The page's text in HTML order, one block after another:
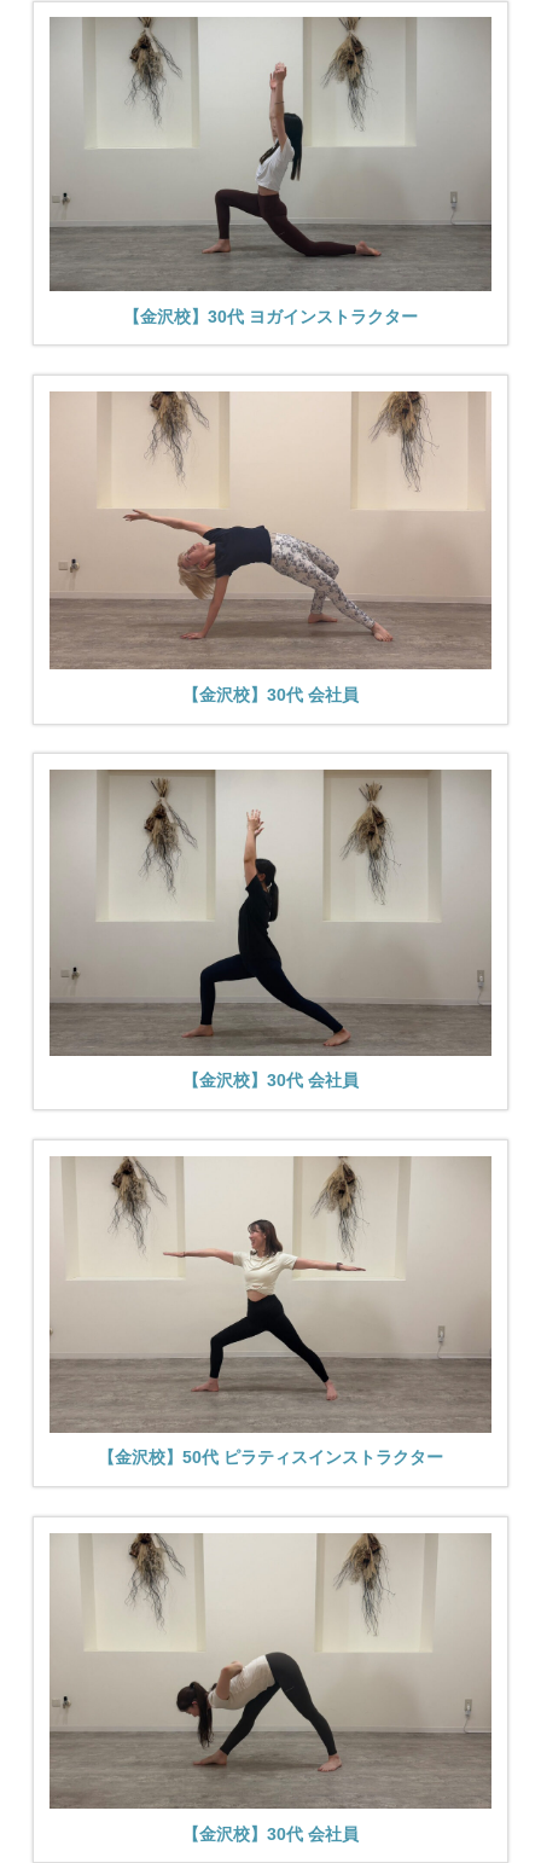
【金沢校】30代 ヨガインストラクター
【金沢校】30代 会社員
【金沢校】30代 会社員
【金沢校】50代 ピラティスインストラクター
【金沢校】30代 会社員